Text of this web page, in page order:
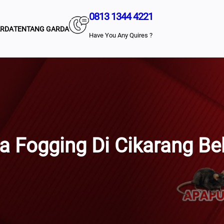
TENTANG GARDA
0813 1344 4221
Have You Any Quires ?
Fogging Di Cikarang